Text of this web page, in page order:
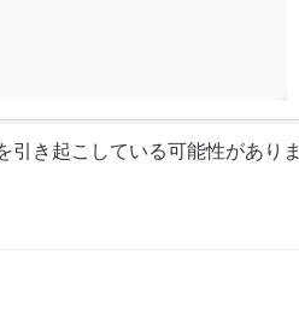
引き起こしている可能性がありま